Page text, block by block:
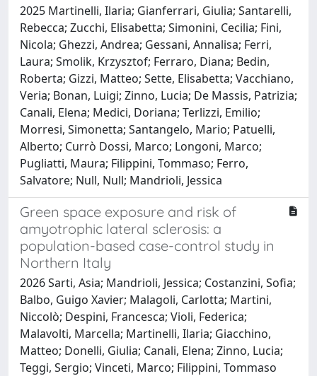
2025 Martinelli, Ilaria; Gianferrari, Giulia; Santarelli,
Rebecca; Zucchi, Elisabetta; Simonini, Cecilia; Fini,
Nicola; Ghezzi, Andrea; Gessani, Annalisa; Ferri,
Laura; Smolik, Krzysztof; Ferraro, Diana; Bedin,
Roberta; Gizzi, Matteo; Sette, Elisabetta; Vacchiano,
Veria; Bonan, Luigi; Zinno, Lucia; De Massis, Patrizia;
Canali, Elena; Medici, Doriana; Terlizzi, Emilio;
Morresi, Simonetta; Santangelo, Mario; Patuelli,
Alberto; Currò Dossi, Marco; Longoni, Marco;
Pugliatti, Maura; Filippini, Tommaso; Ferro,
Salvatore; Null, Null; Mandrioli, Jessica
Green space exposure and risk of
amyotrophic lateral sclerosis: a
population-based case-control study in
Northern Italy
2026 Sarti, Asia; Mandrioli, Jessica; Costanzini, Sofia;
Balbo, Guigo Xavier; Malagoli, Carlotta; Martini,
Niccolò; Despini, Francesca; Violi, Federica;
Malavolti, Marcella; Martinelli, Ilaria; Giacchino,
Matteo; Donelli, Giulia; Canali, Elena; Zinno, Lucia;
Teggi, Sergio; Vinceti, Marco; Filippini, Tommaso